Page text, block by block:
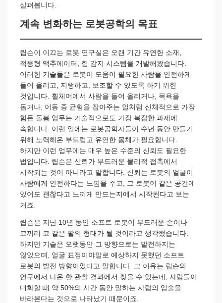
살펴봅니다.
계속 변화하는 로봇공학의 목표
립슨이 이끄는 로봇 연구실은 오랜 기간 유연한 소재,
적응형 액추에이터, 힘 감지 시스템을 개발해왔습니다.
이러한 기술들은 로봇이 도움이 필요한 사람을 안전하게
들어 올리고, 지탱하고, 보조할 수 있도록 하기 위한
것입니다. 휠체어에서 사람을 들어 올리거나, 목욕을
돕거나, 이동 중 균형을 잡아주는 일처럼 신체적으로 가장
힘든 돌봄 업무는 기술적으로도 가장 복잡한 과제에
속합니다. 이런 일에는 로봇공학자들이 수년 동안 만들기
위해 노력해온 부드럽고 유연한 몸체가 필요합니다.
하지만 이런 업무에는 매우 높은 수준의 신뢰도 필요한
법입니다. 립슨은 신뢰가 부드러운 물리적 접촉에서
시작되는 것이 아니라고 말합니다. 신뢰는 로봇의 얼굴이
사람에게 안전하다는 느낌을 주고, 그 로봇이 같은 공간에
있어도 괜찮다고 느끼게 만드는지에서 시작된다고 보는
거죠.
립슨은 지난 10년 동안 소프트 로봇이 부드러운 손이나
코끼리 코 같은 팔의 형태가 될 것이라고 생각했습니다.
하지만 기술은 오랫동안 그 방향으로는 발전하지는
않았으며, 얼굴 표정이야말로 예상하지 못했던 소프트
로봇의 발전 방향이었다고 말합니다. 그 이유는 립슨의
연구에서 나온 한 관찰 결과에서 찾을 수 있는데, 사람들이
대화할 때 약 50%의 시간 동안 말하는 사람의 입술을
바라본다는 것으로 나타났기 때문이죠.